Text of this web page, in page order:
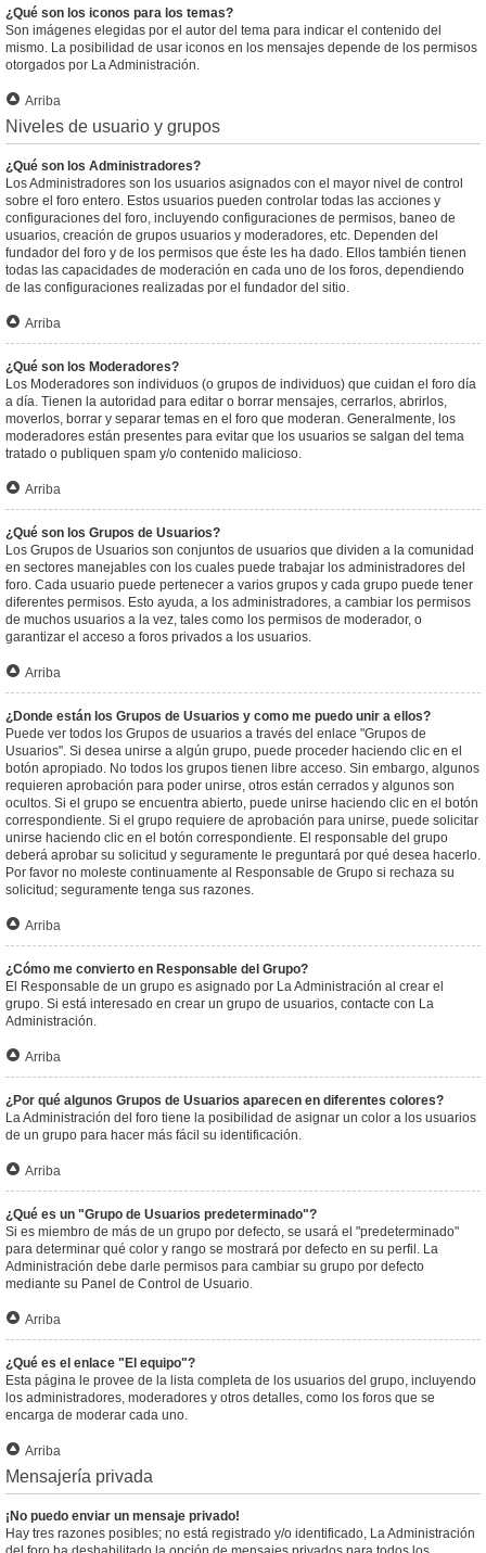
¿Qué son los iconos para los temas?
Son imágenes elegidas por el autor del tema para indicar el contenido del
mismo. La posibilidad de usar iconos en los mensajes depende de los permisos
otorgados por La Administración.
Arriba
Niveles de usuario y grupos
¿Qué son los Administradores?
Los Administradores son los usuarios asignados con el mayor nivel de control
sobre el foro entero. Estos usuarios pueden controlar todas las acciones y
configuraciones del foro, incluyendo configuraciones de permisos, baneo de
usuarios, creación de grupos usuarios y moderadores, etc. Dependen del
fundador del foro y de los permisos que éste les ha dado. Ellos también tienen
todas las capacidades de moderación en cada uno de los foros, dependiendo
de las configuraciones realizadas por el fundador del sitio.
Arriba
¿Qué son los Moderadores?
Los Moderadores son individuos (o grupos de individuos) que cuidan el foro día
a día. Tienen la autoridad para editar o borrar mensajes, cerrarlos, abrirlos,
moverlos, borrar y separar temas en el foro que moderan. Generalmente, los
moderadores están presentes para evitar que los usuarios se salgan del tema
tratado o publiquen spam y/o contenido malicioso.
Arriba
¿Qué son los Grupos de Usuarios?
Los Grupos de Usuarios son conjuntos de usuarios que dividen a la comunidad
en sectores manejables con los cuales puede trabajar los administradores del
foro. Cada usuario puede pertenecer a varios grupos y cada grupo puede tener
diferentes permisos. Esto ayuda, a los administradores, a cambiar los permisos
de muchos usuarios a la vez, tales como los permisos de moderador, o
garantizar el acceso a foros privados a los usuarios.
Arriba
¿Donde están los Grupos de Usuarios y como me puedo unir a ellos?
Puede ver todos los Grupos de usuarios a través del enlace "Grupos de
Usuarios". Si desea unirse a algún grupo, puede proceder haciendo clic en el
botón apropiado. No todos los grupos tienen libre acceso. Sin embargo, algunos
requieren aprobación para poder unirse, otros están cerrados y algunos son
ocultos. Si el grupo se encuentra abierto, puede unirse haciendo clic en el botón
correspondiente. Si el grupo requiere de aprobación para unirse, puede solicitar
unirse haciendo clic en el botón correspondiente. El responsable del grupo
deberá aprobar su solicitud y seguramente le preguntará por qué desea hacerlo.
Por favor no moleste continuamente al Responsable de Grupo si rechaza su
solicitud; seguramente tenga sus razones.
Arriba
¿Cómo me convierto en Responsable del Grupo?
El Responsable de un grupo es asignado por La Administración al crear el
grupo. Si está interesado en crear un grupo de usuarios, contacte con La
Administración.
Arriba
¿Por qué algunos Grupos de Usuarios aparecen en diferentes colores?
La Administración del foro tiene la posibilidad de asignar un color a los usuarios
de un grupo para hacer más fácil su identificación.
Arriba
¿Qué es un "Grupo de Usuarios predeterminado"?
Si es miembro de más de un grupo por defecto, se usará el "predeterminado"
para determinar qué color y rango se mostrará por defecto en su perfil. La
Administración debe darle permisos para cambiar su grupo por defecto
mediante su Panel de Control de Usuario.
Arriba
¿Qué es el enlace "El equipo"?
Esta página le provee de la lista completa de los usuarios del grupo, incluyendo
los administradores, moderadores y otros detalles, como los foros que se
encarga de moderar cada uno.
Arriba
Mensajería privada
¡No puedo enviar un mensaje privado!
Hay tres razones posibles; no está registrado y/o identificado, La Administración